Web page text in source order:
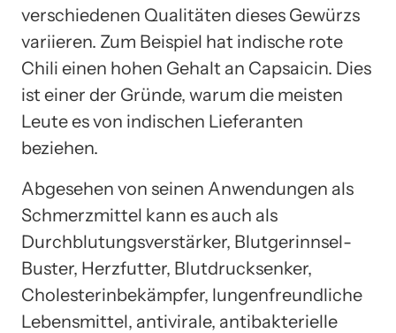
verschiedenen Qualitäten dieses Gewürzs
variieren. Zum Beispiel hat indische rote
Chili einen hohen Gehalt an Capsaicin. Dies
ist einer der Gründe, warum die meisten
Leute es von indischen Lieferanten
beziehen.
Abgesehen von seinen Anwendungen als
Schmerzmittel kann es auch als
Durchblutungsverstärker, Blutgerinnsel-
Buster, Herzfutter, Blutdrucksenker,
Cholesterinbekämpfer, lungenfreundliche
Lebensmittel, antivirale, antibakterielle